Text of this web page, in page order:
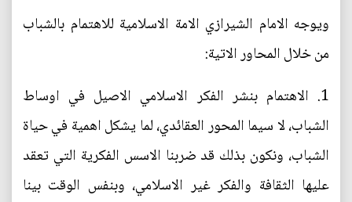
ويوجه الامام الشيرازي الامة الاسلامية للاهتمام بالشباب
من خلال المحاور الاتية:
1. الاهتمام بنشر الفكر الاسلامي الاصيل في اوساط
الشباب، لا سيما المحور العقائدي، لما يشكل اهمية في حياة
الشباب، ونكون بذلك قد ضربنا الاسس الفكرية التي تعقد
عليها الثقافة والفكر غير الاسلامي، وبنفس الوقت بينا